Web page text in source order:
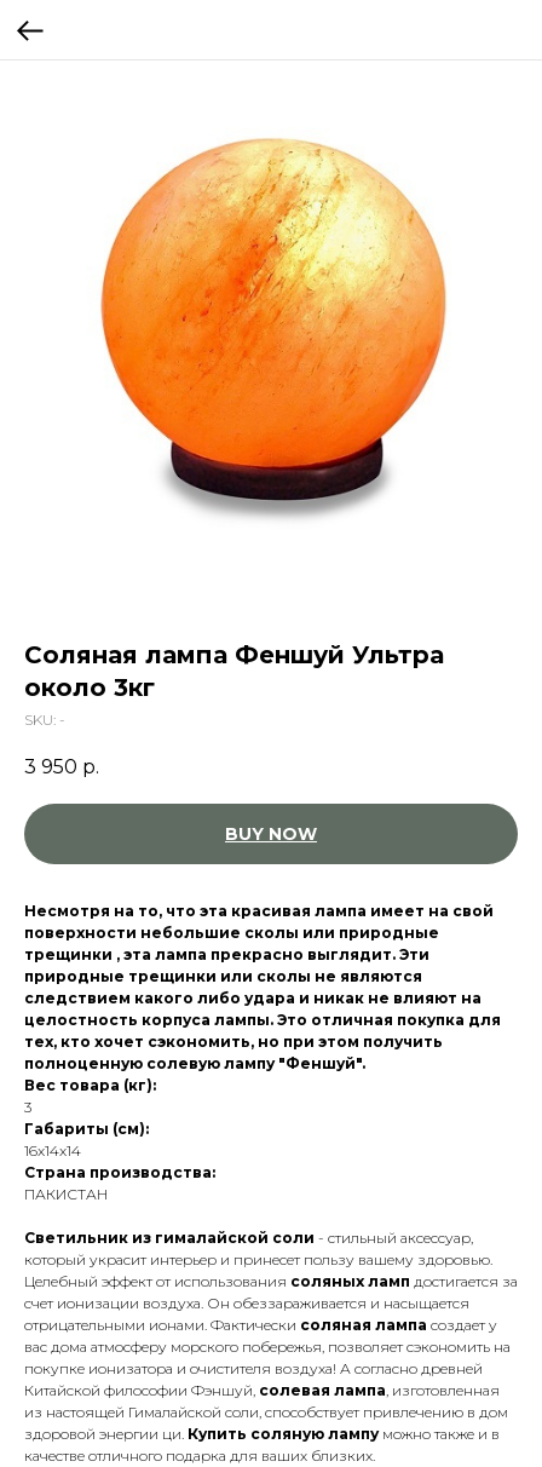
Соляная лампа Феншуй Ультра
около 3кг
SKU: -
3 950 р.
BUY NOW
Несмотря на то, что эта красивая лампа имеет на свой
поверхности небольшие сколы или природные
трещинки , эта лампа прекрасно выглядит. Эти
природные трещинки или сколы не являются
следствием какого либо удара и никак не влияют на
целостность корпуса лампы. Это отличная покупка для
тех, кто хочет сэкономить, но при этом получить
полноценную солевую лампу "Феншуй".
Вес товара (кг):
3
Габариты (см):
16x14x14
Страна производства:
ПАКИСТАН
Светильник из гималайской соли - стильный аксессуар,
который украсит интерьер и принесет пользу вашему здоровью.
Целебный эффект от использования соляных ламп достигается за
счет ионизации воздуха. Он обеззараживается и насыщается
отрицательными ионами. Фактически соляная лампа создает у
вас дома атмосферу морского побережья, позволяет сэкономить на
покупке ионизатора и очистителя воздуха! А согласно древней
Китайской философии Фэншуй, солевая лампа, изготовленная
из настоящей Гималайской соли, способствует привлечению в дом
здоровой энергии ци. Купить соляную лампуможно также и в
качестве отличного подарка для ваших близких.